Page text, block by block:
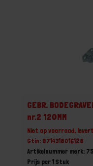
GEBR.
nr.2 120MM
Niet op voorraad,
Gtin: 8714318016128
Artikelnummer merk:
Prijs per 1 Stuk